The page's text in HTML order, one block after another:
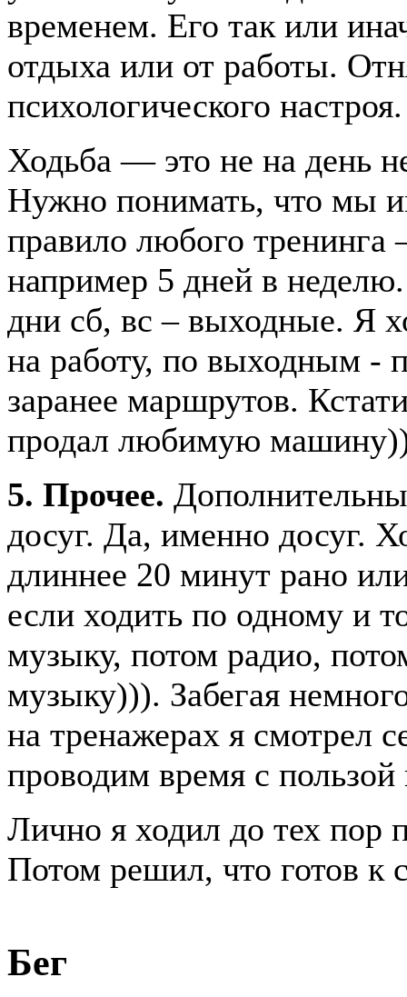
временем. Его так или
отдыха или от работы.
психологического настроя.
Ходьба — это не на день
Нужно понимать, что мы
правило любого тренинга
например 5 дней в
дни сб, вс – выходные. Я
на работу, по выходным -
заранее маршрутов.
продал любимую
5. Прочее.
досуг. Да, именно досуг.
длиннее 20 минут рано
если ходить по одному и
музыку, потом радио,
музыку))). Забегая
на тренажерах я смотрел
проводим время с пользой
Лично я ходил до тех пор
Потом решил, что готов к
Бег